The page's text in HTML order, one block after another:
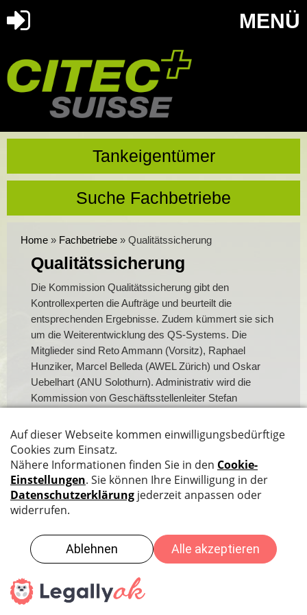
MENÜ
Tankeigentümer
Suche Fachbetriebe
Home » Fachbetriebe » Qualitätssicherung
Qualitätssicherung
Die Kommission Qualitätssicherung gibt den
Kontrollexperten die Aufträge und beurteilt die
entsprechenden Ergebnisse. Zudem kümmert sie sich
um die Weiterentwicklung des QS-Systems. Die
Mitglieder sind Reto Ammann (Vorsitz), Raphael
Hunziker, Marcel Belleda (AWEL Zürich) und Oskar
Uebelhart (ANU Solothurn). Administrativ wird die
Kommission von Geschäftsstellenleiter Stefan
Die Qualitätssicherung von CITEC Suisse bezweckt
ein glaubwürdiges, tragfähiges und stabiles QS-
Selbstregulierungs-System innerhalb der Branche im
Rahmen der Eigenverantwortung.